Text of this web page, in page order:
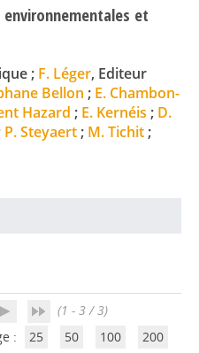
environnementales et
; F. Léger, Editeur
Bellon ; E. Chambon-
Hazard ; E. Kernéis ; D.
P. Steyaert ; M. Tichit ;
(1 - 3 / 3)
:
25 50 100 200